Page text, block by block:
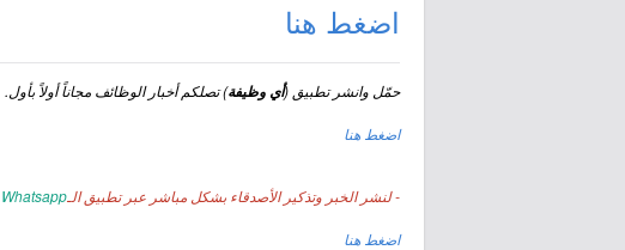
اضغط هنا
حمّل وانشر تطبيق (أي وظيفة) تصلكم أخبار الوظائف مجاناً أولاً بأول.
اضغط هنا
- لنشر الخبر وتذكير الأصدقاء بشكل مباشر عبر تطبيق الـ Whatsapp
اضغط هنا